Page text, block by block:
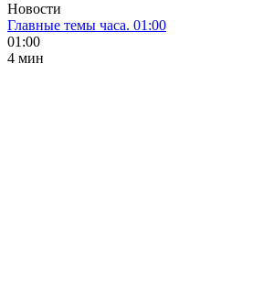
Новости
Главные темы часа. 01:00
01:00
4 мин